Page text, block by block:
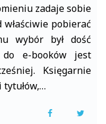
zadaje sobie
pobierać
wybór był dość
e-booków jest
Księgarnie
F